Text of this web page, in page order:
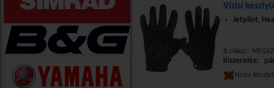
Vízisí
Jetpilot,
B.cikksz.:
Kiszerelés:
Nincs